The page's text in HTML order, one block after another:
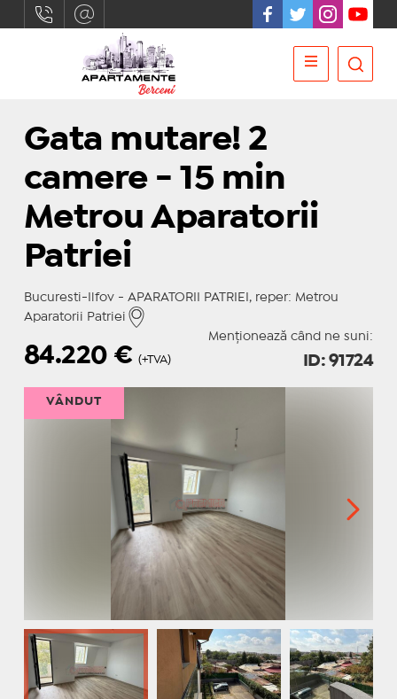
Gata mutare! 2
camere - 15 min
Metrou Aparatorii
Patriei
Bucuresti-Ilfov - APARATORII PATRIEI, reper: Metrou
Aparatorii Patriei
Menționează când ne suni:
84.220€ (+TVA) ID: 91724
VÂNDUT